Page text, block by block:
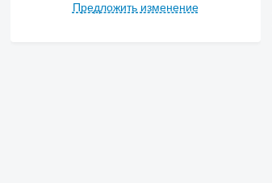
Предложить изменение